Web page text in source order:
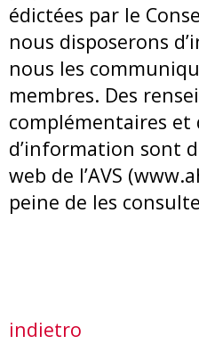
édictées par le
nous disposerons
nous les
membres. Des
complémentaires et
d’information sont
web de l’AVS
peine de les
indietro